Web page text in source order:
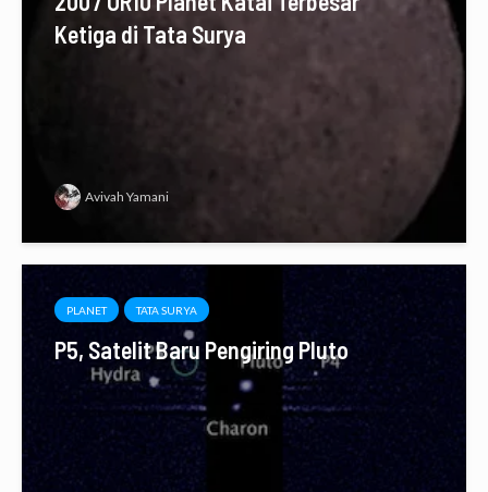
Ketiga di Tata Surya
Avivah Yamani
PLANET TATA SURYA
P5, Satelit Baru Pengiring Pluto